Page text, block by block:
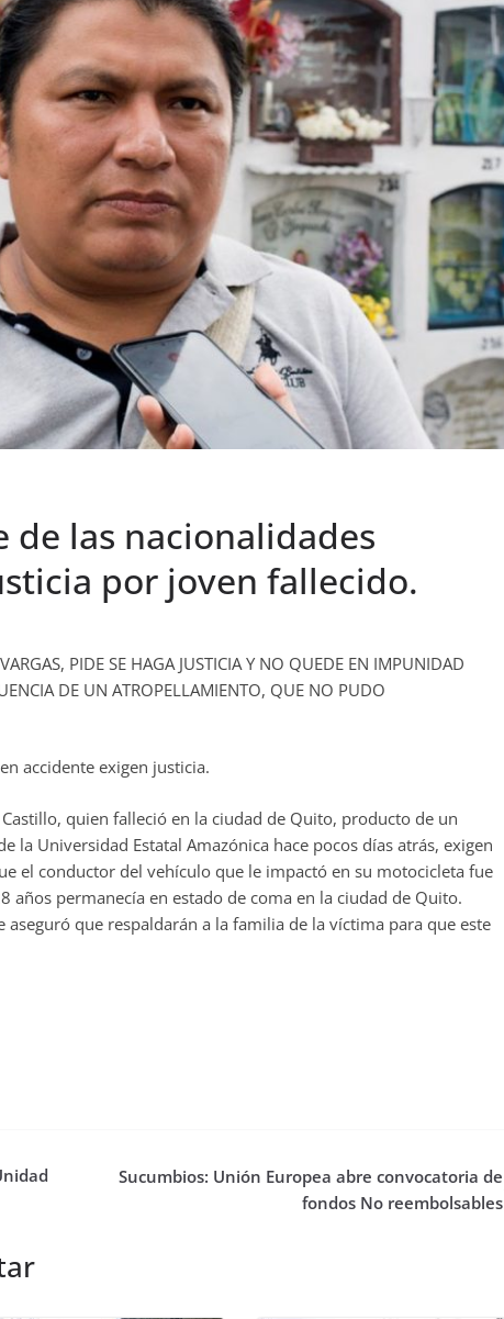
de las nacionalidades
por joven fallecido.
PIDE SE HAGA JUSTICIA Y NO QUEDE EN IMPUNIDAD
DE UN ATROPELLAMIENTO, QUE NO PUDO
accidente exigen justicia.
quien falleció en la ciudad de Quito, producto de un
la Universidad Estatal Amazónica hace pocos días atrás, exigen
el conductor del vehículo que le impactó en su motocicleta fue
años permanecía en estado de coma en la ciudad de Quito.
aseguró que respaldarán a la familia de la víctima para que este
Sucumbios: Unión Europea abre convocatoria de
fondos No reembolsables